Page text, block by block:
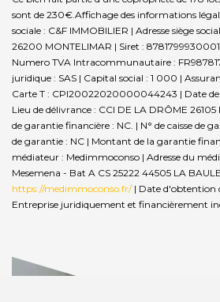
sont de 230€.Affichage des informations
sociale : C&F IMMOBILIER | Adresse siège
26200 MONTELIMAR | Siret :
Numero TVA Intracommunautaire :
juridique : SAS | Capital social : 1 000 |
Carte T : CPI20022020000044243 | Date
Lieu de délivrance : CCI DE LA DRÔME 26105
de garantie financière : NC. | N° de caisse de
de garantie : NC | Montant de la garantie
médiateur : Medimmoconso | Adresse du
Mesemena - Bat A CS 25222 44505 LA
https://medimmoconso.fr/| Date d'obtention
Entreprise juridiquement et financièrement